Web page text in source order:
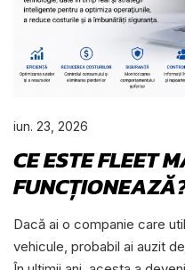
iun. 23, 2026
CE ESTE FLEET
Dacă ai o companie care
vehicule, probabil ai auzit